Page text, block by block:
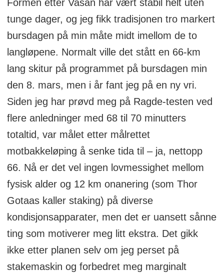
Formen etter Vasan har vært stabil helt uten
tunge dager, og jeg fikk tradisjonen tro markert
bursdagen på min måte midt imellom de to
langløpene. Normalt ville det stått en 66-km
lang skitur på programmet på bursdagen min
den 8. mars, men i år fant jeg på en ny vri.
Siden jeg har prøvd meg på Ragde-testen ved
flere anledninger med 68 til 70 minutters
totaltid, var målet etter målrettet
motbakkeløping å senke tida til – ja, nettopp
66. Nå er det vel ingen lovmessighet mellom
fysisk alder og 12 km onanering (som Thor
Gotaas kaller staking) på diverse
kondisjonsapparater, men det er uansett sånne
ting som motiverer meg litt ekstra. Det gikk
ikke etter planen selv om jeg perset på
stakemaskin og forbedret meg marginalt